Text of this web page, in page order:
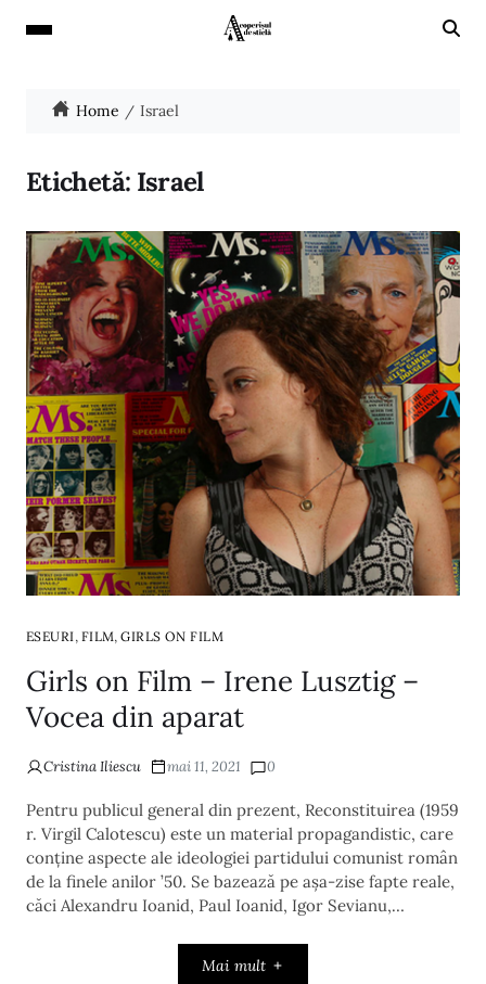
Home Israel
Etichetă: Israel
ESEURI, FILM,GIRLS ON FILM
Girls on Film – Irene Lusztig –
Vocea din aparat
Cristina Iliescu mai 11, 2021 0
Pentru publicul general din prezent, Reconstituirea (1959
r. Virgil Calotescu) este un material propagandistic, care
conține aspecte ale ideologiei partidului comunist român
de la finele anilor ’50. Se bazează pe așa-zise fapte reale,
căci Alexandru Ioanid, Paul Ioanid, Igor Sevianu,…
Mai mult